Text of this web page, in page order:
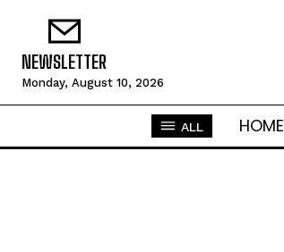
NEWSLETTER
Monday, August 10, 2026
ALL HOME